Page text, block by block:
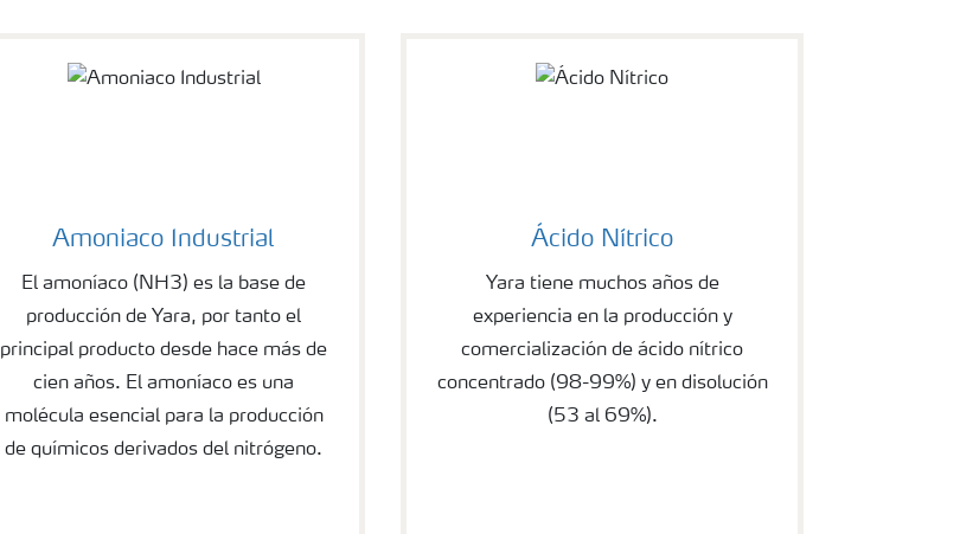
Amoniaco Industrial
El amoníaco (NH3) es la base de
producción de Yara, por tanto el
principal producto desde hace más de
cien años. El amoníaco es una
molécula esencial para la producción
de químicos derivados del nitrógeno.
Ácido Nítrico
Yara tiene muchos años de
experiencia en la producción y
comercialización de ácido nítrico
concentrado (98-99%) y en disolución
(53 al 69%).